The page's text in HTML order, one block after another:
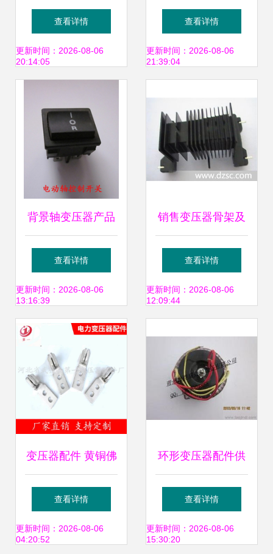
电杆价格_供应变
压器配件导电杆厂
品信息库
查看详情
更新时间：2026-08-06
20:14:05
参考信息及变压器
配件详解
查看详情
更新时间：2026-08-06
21:39:04
背景轴变压器产品
参考信息与配件全
解析
查看详情
更新时间：2026-08-06
13:16:39
销售变压器骨架及
变压器配件 品质与
服务的双重保障
查看详情
更新时间：2026-08-06
12:09:44
变压器配件 黄铜佛
手线夹及其在高低
压接线板中的应用
查看详情
更新时间：2026-08-06
04:20:52
环形变压器配件供
应与采购指南
查看详情
更新时间：2026-08-06
15:30:20